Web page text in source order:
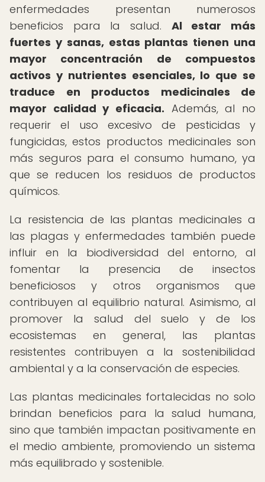
enfermedades presentan numerosos
beneficios para la salud. Al estar más
fuertes y sanas, estas plantas tienen una
mayor concentración de compuestos
activos y nutrientes esenciales, lo que se
traduce en productos medicinales de
mayor calidad y eficacia. Además, al no
requerir el uso excesivo de pesticidas y
fungicidas, estos productos medicinales son
más seguros para el consumo humano, ya
que se reducen los residuos de productos
químicos.
La resistencia de las plantas medicinales a
las plagas y enfermedades también puede
influir en la biodiversidad del entorno, al
fomentar la presencia de insectos
beneficiosos y otros organismos que
contribuyen al equilibrio natural. Asimismo, al
promover la salud del suelo y de los
ecosistemas en general, las plantas
resistentes contribuyen a la sostenibilidad
ambiental y a la conservación de especies.
Las plantas medicinales fortalecidas no solo
brindan beneficios para la salud humana,
sino que también impactan positivamente en
el medio ambiente, promoviendo un sistema
más equilibrado y sostenible.